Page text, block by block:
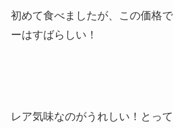
初めて食べましたが、この価格
ーはすばらしい！
レア気味なのがうれしい！とっ